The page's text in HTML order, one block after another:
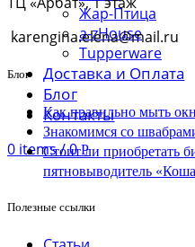
Жар-Птица
a-zHouse
Tupperware
Доставка и Оплата
Блог
Контакты
0 items/0Р
karengina.elena@mail.ru
Блог
Как правильно мыть
Знакомимся со
Стоит ли приобретать
пятновыводитель
Полезные ссылки